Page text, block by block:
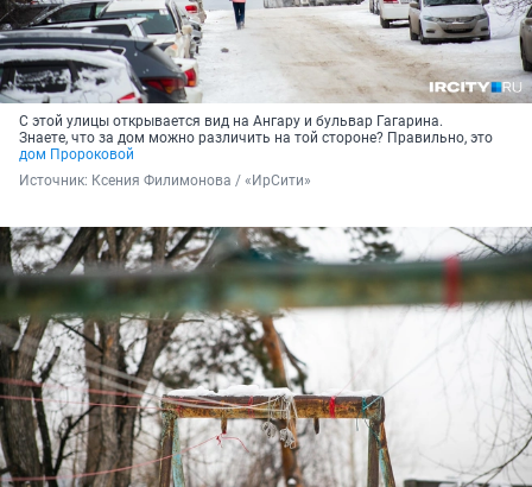
С этой улицы открывается вид на Ангару и бульвар Гагарина.
Знаете, что за дом можно различить на той стороне? Правильно, это
дом Пророковой
Источник: Ксения Филимонова / «ИрСити»